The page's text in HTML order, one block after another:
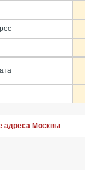
адреса Москвы